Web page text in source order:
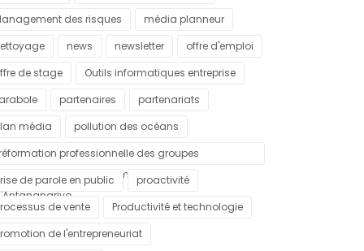
des risques
média planneur
news newsletter
offre d'emploi
de stage
Outils informatiques entreprise
partenaires
partenariats
média
pollution des océans
professionnelle des groupes
vulnérables dans la commune urbaine
de parole en public
proactivité
de vente
Productivité et technologie
de l'entrepreneuriat